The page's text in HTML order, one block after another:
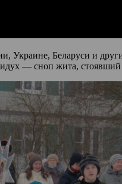
Украине, Беларуси и
— сноп жита,